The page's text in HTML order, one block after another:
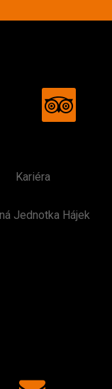
Kariéra
Jednotka Hájek